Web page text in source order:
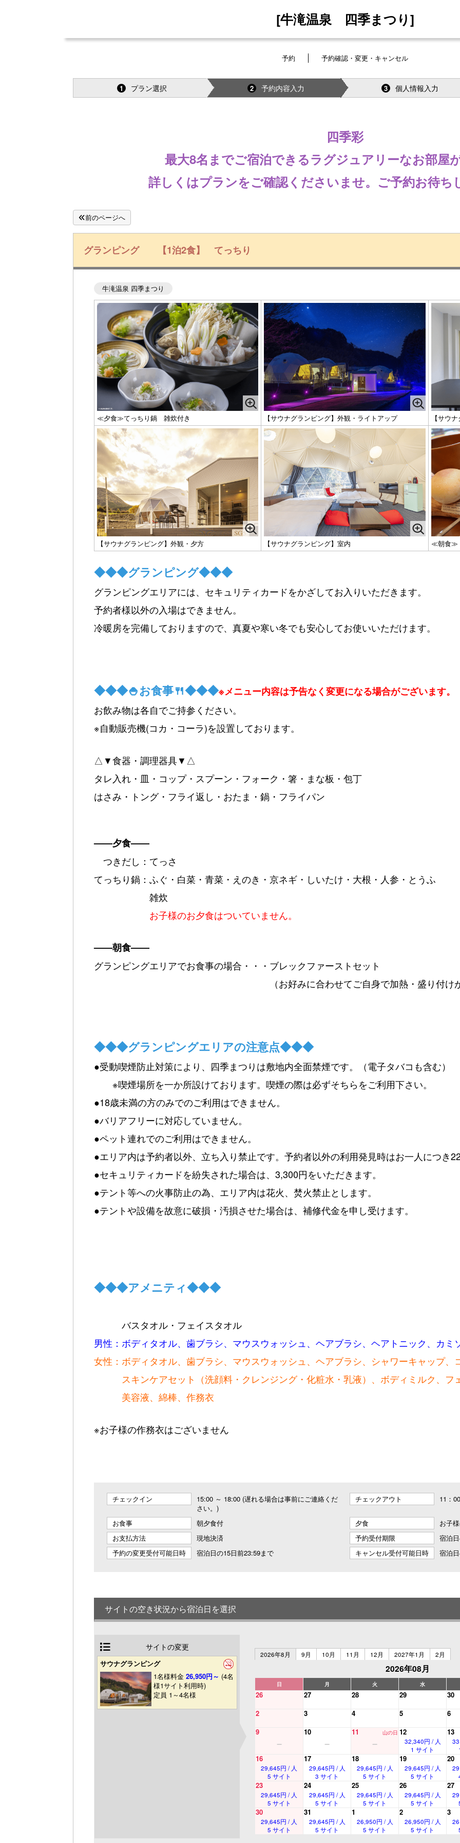
[牛滝温泉 四季まつり]
予約 予約確認・変更・キャンセル
1 プラン選択 2 予約内容入力 3 個人情報入力
四季彩
最大8名までご宿泊できるラグジュアリーなお部屋
詳しくはプランをご確認くださいませ。ご予約お待ち
前のページへ
グランピング 【1泊2食】 てっちり
牛滝温泉 四季まつり
≪夕食≫てっちり鍋 雑炊付き 【サウナグランピング】外観・ライトアップ 【サウ
【サウナグランピング】外観・夕方 【サウナグランピング】室内 ≪朝食≫
◆◆◆グランピング◆◆◆
グランピングエリアには、セキュリティカードをかざしてお入りいただきます。
予約者様以外の入場はできません。
冷暖房を完備しておりますので、真夏や寒い冬でも安心してお使いいただけます。
◆◆◆🍚お食事🍴◆◆◆※メニュー内容は予告なく変更になる場合がございます。
お飲み物は各自でご持参ください。
※自動販売機(コカ・コーラ)を設置しております。
△▼食器・調理器具▼△
タレ入れ・皿・コップ・スプーン・フォーク・箸・まな板・包丁
はさみ・トング・フライ返し・おたま・鍋・フライパン
——夕食——
つきだし：てっさ
てっちり鍋：ふぐ・白菜・青菜・えのき・京ネギ・しいたけ・大根・人参・とうふ
雑炊
お子様のお夕食はついていません。
——朝食——
グランピングエリアでお食事の場合・・・ブレックファーストセット
（お好みに合わせてご自身で加熱・盛り付けが必
◆◆◆グランピングエリアの注意点◆◆◆
●受動喫煙防止対策により、四季まつりは敷地内全面禁煙です。（電子タバコも含む）​
※喫煙場所を一か所設けております。喫煙の際は必ずそちらをご利用下さい。
●18歳未満の方のみでのご利用はできません。
●バリアフリーに対応していません。
●ペット連れでのご利用はできません。
●エリア内は予約者以外、立ち入り禁止です。予約者以外の利用発見時はお一人につき
●セキュリティカードを紛失された場合は、3,300円をいただきます。
●テント等への火事防止の為、エリア内は花火、焚火禁止とします。
●テントや設備を故意に破損・汚損させた場合は、補修代金を申し受けます。
◆◆◆アメニティ◆◆◆
バスタオル・フェイスタオル
男性：ボディタオル、歯ブラシ、マウスウォッシュ、ヘアブラシ、ヘアトニック、カミ
女性：ボディタオル、歯ブラシ、マウスウォッシュ、ヘアブラシ、シャワーキャップ、
スキンケアセット（洗顔料・クレンジング・化粧水・乳液）、ボディミルク、フ
美容液、綿棒、作務衣
※お子様の作務衣はございません
チェックイン
15:00 ～ 18:00 (遅れる場合は事前にご連絡くだ
さい。)
チェックアウト 11：
お食事 朝夕食付 夕食
お子
お支払方法
現地決済 予約受付期限
宿泊
予約の変更受付可能日時
宿泊日の15日前23:59まで キャンセル受付可能日時 宿泊
サイトの空き状況から宿泊日を選択
サイトの変更
サウナグランピング
1名様料金26,950円～ (4名
様1サイト利用時)
定員 1～4名様
2026年8月 9月 10月 11月 12月 2027年1月 2月
2026年08月
日 月 火 水
26 27 28 29
30
2
3 4 5
6
9
10 11 山の日 12
32,340円 / 人
1 サイト
13
16
29,645円 / 人
5 サイト
17
29,645円 / 人
3 サイト
18
29,645円 / 人
5 サイト
19
29,645円 / 人
5 サイト
20
23
29,645円 / 人
5 サイト
24
29,645円 / 人
5 サイト
25
29,645円 / 人
5 サイト
26
29,645円 / 人
5 サイト
27
30
29,645円 / 人
5 サイト
31
29,645円 / 人
5 サイト
1
26,950円 / 人
5 サイト
2
26,950円 / 人
5 サイト
3